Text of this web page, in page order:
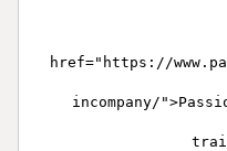
href="https://
incompany/